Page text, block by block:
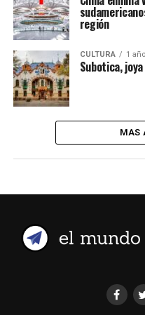
región
CULTURA 1 año
Subotica,
MAS